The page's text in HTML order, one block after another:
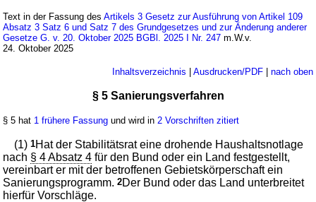
Text in der Fassung desArtikels 3 Gesetz zur Ausführung von Artikel 109
Absatz 3 Satz 6 und Satz 7 des Grundgesetzes und zur Änderung anderer
Gesetze G. v. 20. Oktober 2025 BGBl. 2025 I Nr. 247 m.W.v.
24. Oktober 2025
Inhaltsverzeichnis | Ausdrucken/PDF| nach oben
§ 5 Sanierungsverfahren
§ 5 hat 1 frühere Fassung und wird in 2 Vorschriften zitiert
(1)1Hat der Stabilitätsrat eine drohende Haushaltsnotlage
nach § 4 Absatz 4 für den Bund oder ein Land festgestellt,
vereinbart er mit der betroffenen Gebietskörperschaft ein
Sanierungsprogramm.2Der Bund oder das Land unterbreitet
hierfür Vorschläge.